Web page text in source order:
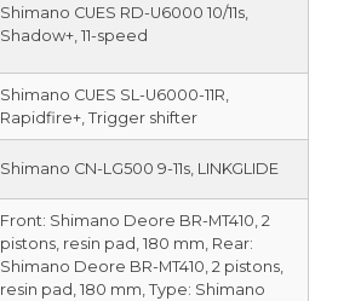
Shimano CUES RD-U6000 10/11s,
Shadow+, 11-speed
Shimano CUES SL-U6000-11R,
Rapidfire+, Trigger shifter
Shimano CN-LG500 9-11s, LINKGLIDE
Front: Shimano Deore BR-MT410, 2
pistons, resin pad, 180 mm, Rear:
Shimano Deore BR-MT410, 2 pistons,
resin pad, 180 mm, Type: Shimano